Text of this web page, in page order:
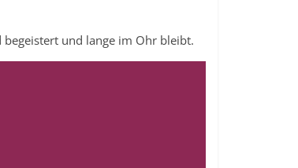
begeistert und lange im Ohr bleibt.